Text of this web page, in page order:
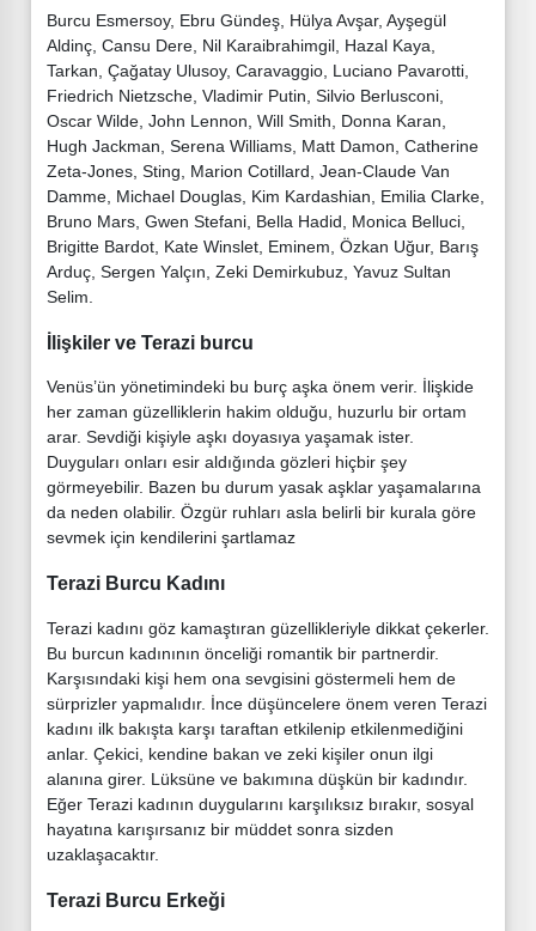
Burcu Esmersoy, Ebru Gündeş, Hülya Avşar, Ayşegül
Aldinç, Cansu Dere, Nil Karaibrahimgil, Hazal Kaya,
Tarkan, Çağatay Ulusoy, Caravaggio, Luciano Pavarotti,
Friedrich Nietzsche, Vladimir Putin, Silvio Berlusconi,
Oscar Wilde, John Lennon, Will Smith, Donna Karan,
Hugh Jackman, Serena Williams, Matt Damon, Catherine
Zeta-Jones, Sting, Marion Cotillard, Jean-Claude Van
Damme, Michael Douglas, Kim Kardashian, Emilia Clarke,
Bruno Mars, Gwen Stefani, Bella Hadid, Monica Belluci,
Brigitte Bardot, Kate Winslet, Eminem, Özkan Uğur, Barış
Arduç, Sergen Yalçın, Zeki Demirkubuz, Yavuz Sultan
Selim.
İlişkiler ve Terazi burcu
Venüs’ün yönetimindeki bu burç aşka önem verir. İlişkide
her zaman güzelliklerin hakim olduğu, huzurlu bir ortam
arar. Sevdiği kişiyle aşkı doyasıya yaşamak ister.
Duyguları onları esir aldığında gözleri hiçbir şey
görmeyebilir. Bazen bu durum yasak aşklar yaşamalarına
da neden olabilir. Özgür ruhları asla belirli bir kurala göre
sevmek için kendilerini şartlamaz
Terazi Burcu Kadını
Terazi kadını göz kamaştıran güzellikleriyle dikkat çekerler.
Bu burcun kadınının önceliği romantik bir partnerdir.
Karşısındaki kişi hem ona sevgisini göstermeli hem de
sürprizler yapmalıdır. İnce düşüncelere önem veren Terazi
kadını ilk bakışta karşı taraftan etkilenip etkilenmediğini
anlar. Çekici, kendine bakan ve zeki kişiler onun ilgi
alanına girer. Lüksüne ve bakımına düşkün bir kadındır.
Eğer Terazi kadının duygularını karşılıksız bırakır, sosyal
hayatına karışırsanız bir müddet sonra sizden
uzaklaşacaktır.
Terazi Burcu Erkeği